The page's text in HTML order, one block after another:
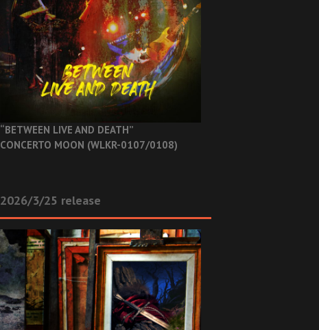
“BETWEEN LIVE AND DEATH”
CONCERTO MOON (WLKR-0107/0108)
2026/3/25 release